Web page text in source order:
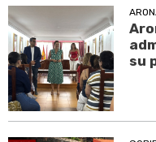
su